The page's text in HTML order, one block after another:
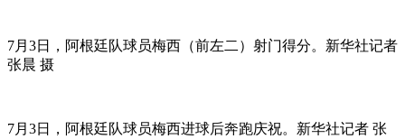
7月3日，阿根廷队球员梅西（前左二）射门得分。新华社记者
张晨 摄
7月3日，阿根廷队球员梅西进球后奔跑庆祝。新华社记者 张